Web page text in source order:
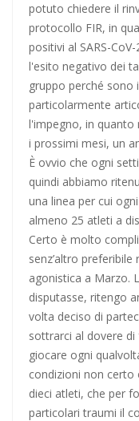
Escursionismo,
Calcio a 5,
potuto chiedere il
protocollo FIR, in
positivi al SARS-
l'esito negativo dei
gruppo perché sono
particolarmente
l'impegno, in quanto
i prossimi mesi, un
È ovvio che ogni
quindi abbiamo
una linea per cui
almeno 25 atleti a
Certo è molto
senz’altro
agonistica a Marzo.
disputasse, ritengo
volta deciso di
sottrarci al dovere
giocare ogni
condizioni non certo
dieci atleti, che per
particolari traumi il